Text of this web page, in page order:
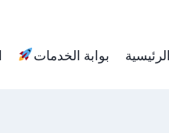
الرئيسية بوابة الخدمات